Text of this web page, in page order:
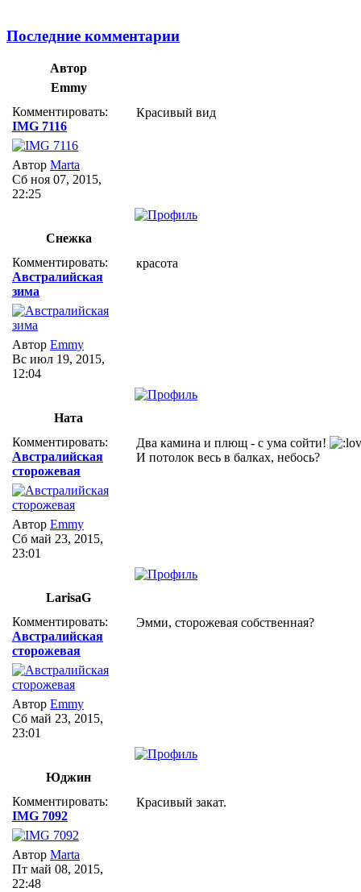
Последние комментарии
Автор
Emmy
Комментировать:
IMG 7116
Автор Marta
Сб ноя 07, 2015,
22:25
Красивый вид
Снежка
Комментировать:
Австралийская
зима
Автор Emmy
Вс июл 19, 2015,
12:04
красота
Ната
Комментировать:
Австралийская
сторожевая
Автор Emmy
Сб май 23, 2015,
23:01
Два камина и плющ - с ума сойти!
И потолок весь в балках, небось?
LarisaG
Комментировать:
Австралийская
сторожевая
Автор Emmy
Сб май 23, 2015,
23:01
Эмми, сторожевая собственная?
Юджин
Комментировать:
IMG 7092
Автор Marta
Пт май 08, 2015,
22:48
Красивый закат.